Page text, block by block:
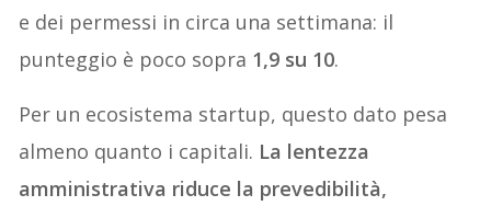
e dei permessi in circa una settimana: il
punteggio è poco sopra 1,9 su 10.
Per un ecosistema startup, questo dato pesa
almeno quanto i capitali. La lentezza
amministrativa riduce la prevedibilità,